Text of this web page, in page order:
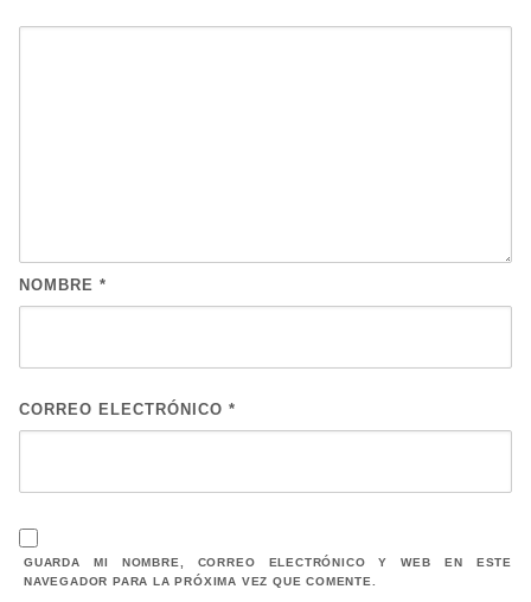
NOMBRE *
CORREO ELECTRÓNICO *
GUARDA MI NOMBRE, CORREO ELECTRÓNICO Y WEB EN ESTE
NAVEGADOR PARA LA PRÓXIMA VEZ QUE COMENTE.